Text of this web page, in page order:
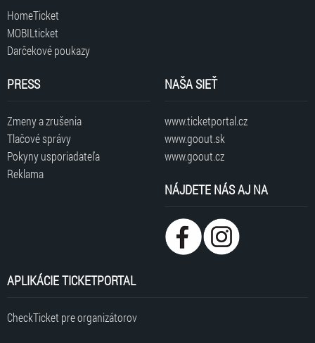
HomeTicket
MOBILticket
Darčekové poukazy
PRESS
Zmeny a zrušenia
Tlačové správy
Pokyny usporiadateľa
Reklama
NAŠA SIEŤ
www.ticketportal.cz
www.goout.sk
www.goout.cz
NÁJDETE NÁS AJ NA
APLIKÁCIE TICKETPORTAL
CheckTicket pre organizátorov